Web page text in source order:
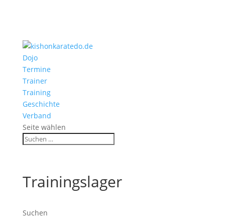
Dojo
Termine
Trainer
Training
Geschichte
Verband
Seite wählen
Trainingslager
Suchen